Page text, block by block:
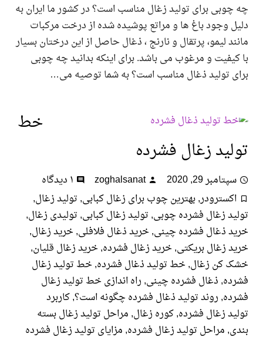
برای تولید زغال مناسب است؟ در کشور ما ایران به
وجود باغ ها و مراتع پوشیده شده از درخت مرکبات
لیمو، پرتقال و نارنج ، ذغال حاصل از این درختان بسیار
و مرغوب می باشد. برای اینکه بدانید چه چوبی
تولید ذغال مناسب است؟ به شما توصیه می…
زغال فشرده
29, 2020
zoghalsanat
۱ دیدگاه
,بهترین چوب برای زغال کبابی,تولید زغال,
زغال فشرده چوبی,تولید زغال کبابی,تولیدی زغال,
ذغال فشرده چینی,خرید ذغال فلافلی ,خرید زغال,
زغال بریکتی,خرید زغال فشرده,خرید زغال قلیان,
کن زغال,خط تولید ذغال فشرده,خط تولید زغال
,ذغال فشرده چینی,راه اندازی خط تولید زغال
,روند تولید ذغال فشرده چگونه است؟,کاربرد
زغال فشرده,کوره زغال,مراحل تولید زغال بسته
مراحل تولید زغال فشرده,مزایای تولید زغال فشرده